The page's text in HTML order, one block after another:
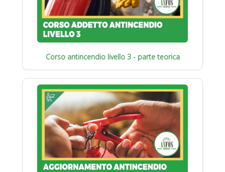
Corso antincendio livello 3 - parte teorica